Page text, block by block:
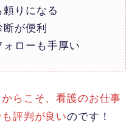
りになる
が便利
ローも手厚い
らこそ、看護のお仕事
評判が良いのです！